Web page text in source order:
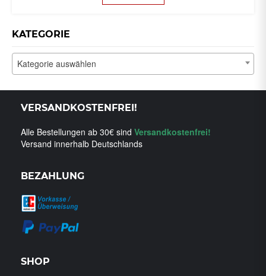
KATEGORIE
Kategorie auswählen
VERSANDKOSTENFREI!
Alle Bestellungen ab 30€ sind Versandkostenfrei!
Versand innerhalb Deutschlands
BEZAHLUNG
SHOP